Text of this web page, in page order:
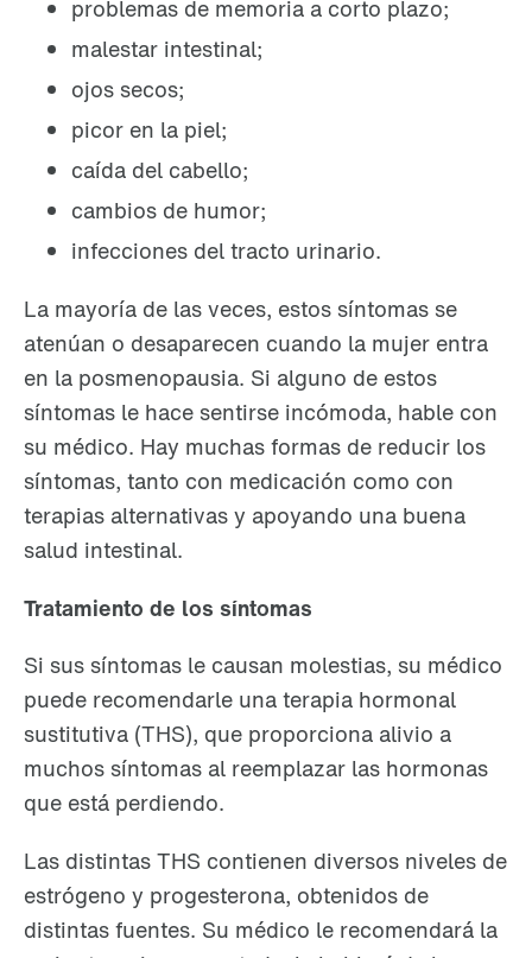
problemas de memoria a corto plazo;
malestar intestinal;
ojos secos;
picor en la piel;
caída del cabello;
cambios de humor;
infecciones del tracto urinario.
La mayoría de las veces, estos síntomas se
atenúan o desaparecen cuando la mujer entra
en la posmenopausia. Si alguno de estos
síntomas le hace sentirse incómoda, hable con
su médico. Hay muchas formas de reducir los
síntomas, tanto con medicación como con
terapias alternativas y apoyando una buena
salud intestinal.
Tratamiento de los síntomas
Si sus síntomas le causan molestias, su médico
puede recomendarle una terapia hormonal
sustitutiva (THS), que proporciona alivio a
muchos síntomas al reemplazar las hormonas
que está perdiendo.
Las distintas THS contienen diversos niveles de
estrógeno y progesterona, obtenidos de
distintas fuentes. Su médico le recomendará la